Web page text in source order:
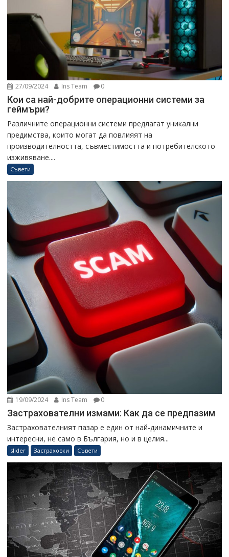
27/09/2024 Ins Team 0
Кои са най-добрите операционни системи за
геймъри?
Различните операционни системи предлагат уникални
предимства, които могат да повлияят на
производителността, съвместимостта и потребителското
изживяване....
Съвети
19/09/2024 Ins Team 0
Застрахователни измами: Как да се предпазим
Застрахователният пазар е един от най-динамичните и
интересни, не само в България, но и в целия...
slider Застраховки Съвети